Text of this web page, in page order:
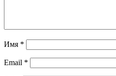
Имя *
Email *